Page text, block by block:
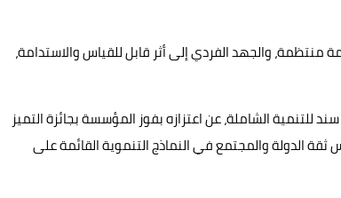
والجهد الفردي إلى أثر قابل للقياس والاستدامة،
الشاملة، عن اعتزازه بفوز المؤسسة بجائزة التميز
الدولة والمجتمع في النماذج التنموية القائمة على